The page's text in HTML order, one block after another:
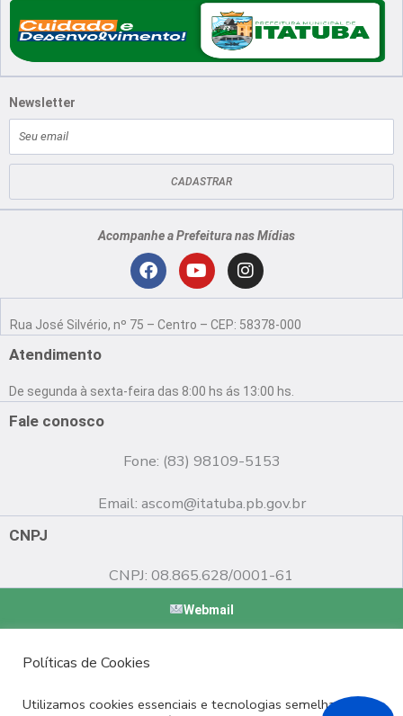
Newsletter
mail
CADASTRAR
Acompanhe a Prefeitura nas Mídias
F
c
o
o
Y
u
b
e
I
n
s
g
r
Rua José Silvério, nº 75 – Centro – CEP: 58378-000
Atendimento
De segunda à sexta-feira das 8:00 hs ás 13:00 hs.
Fale conosco
Fone: (83) 98109-5153
Email: ascom@itatuba.pb.gov.br
CNPJ
CNPJ: 08.865.628/0001-61
Webmail
Políticas de Cookies
Utilizamos cookies essenciais e tecnologias semelhantes de